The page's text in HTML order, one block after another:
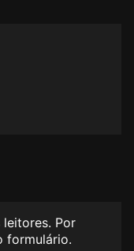
Por
formulário.